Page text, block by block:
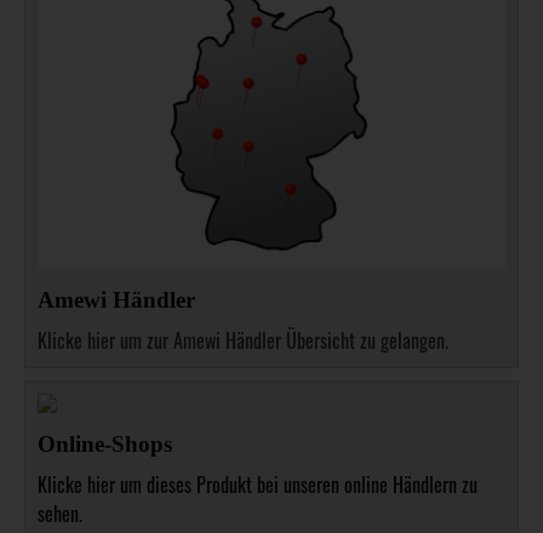
Amewi Händler
Klicke hier um zur Amewi Händler Übersicht zu gelangen.
Online-Shops
Klicke hier um dieses Produkt bei unseren online Händlern zu
sehen.